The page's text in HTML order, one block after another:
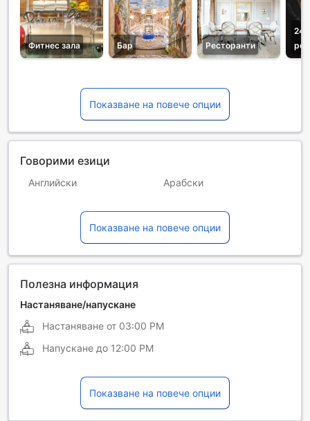
Фитнес зала Бар Ресторанти
24-
Показване на повече опции
Говорими езици
Английски Арабски
Италиански
Китайски (кантонски) Китайски (мандарин)
Корейски
Немски
Португалски Руски
Турски
Хинди
Хърватски
Показване на повече опции
Полезна информация
Настаняване/напускане
Настаняване от 03:00 PM
Напускане до 12:00 PM
Показване на повече опции